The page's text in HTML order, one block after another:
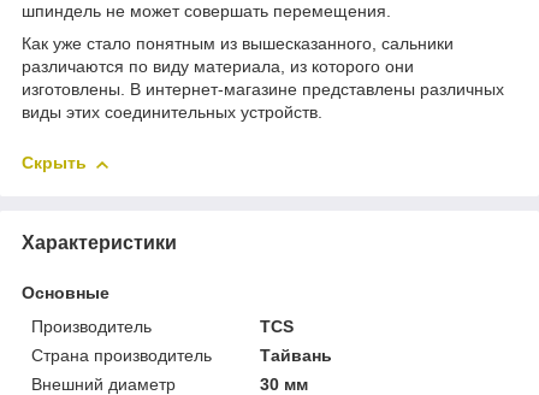
шпиндель не может совершать перемещения.
Как уже стало понятным из вышесказанного, сальники
различаются по виду материала, из которого они
изготовлены. В интернет-магазине представлены различных
виды этих соединительных устройств.
Скрыть
Характеристики
Основные
Производитель
TCS
Страна производитель
Тайвань
Внешний диаметр
30 мм